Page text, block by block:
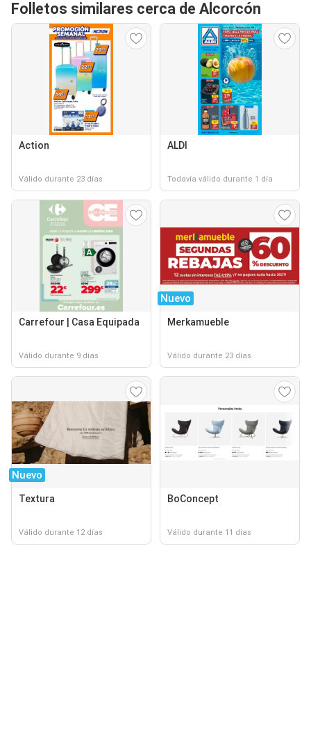
Folletos similares cerca de Alcorcón
Action
Válido durante 23 días
ALDI
Todavía válido durante 1 día
Carrefour | Casa Equipada
Válido durante 9 días
Nuevo
Merkamueble
Válido durante 23 días
Nuevo
Textura
Válido durante 12 días
BoConcept
Válido durante 11 días